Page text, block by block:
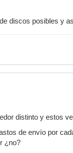
discos posibles y
distinto y estos
de envío por
¿no?